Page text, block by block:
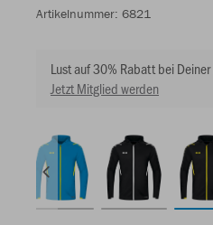
Artikelnummer: 6821
Lust auf 30% Rabatt bei
Jetzt Mitglied werden